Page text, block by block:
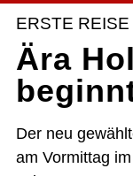
ERSTE
Ära
Der neu
am Vormittag